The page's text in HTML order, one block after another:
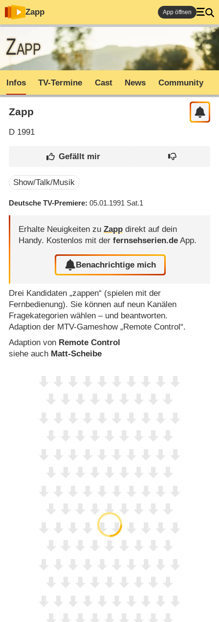
Zapp App öffnen
Zapp
Infos TV-Termine Cast News Community
Zapp
D1991
Show/Talk/Musik
Deutsche TV-Premiere 05.01.1991 Sat.1
Erhalte Neuigkeiten zu Zappdirekt auf dein
Handy. Kostenlos mit der fernsehserien.deApp.
Benachrichtige mich
Drei Kandidaten „zappen“ (spielen mit der
Fernbedienung). Sie können auf neun Kanälen
Fragekategorien wählen – und beantworten.
Adaption der MTV-Gameshow „Remote Control“.
Adaption von Remote Control
siehe auch Matt-Scheibe